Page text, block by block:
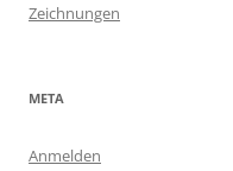
Zeichnungen
META
Anmelden